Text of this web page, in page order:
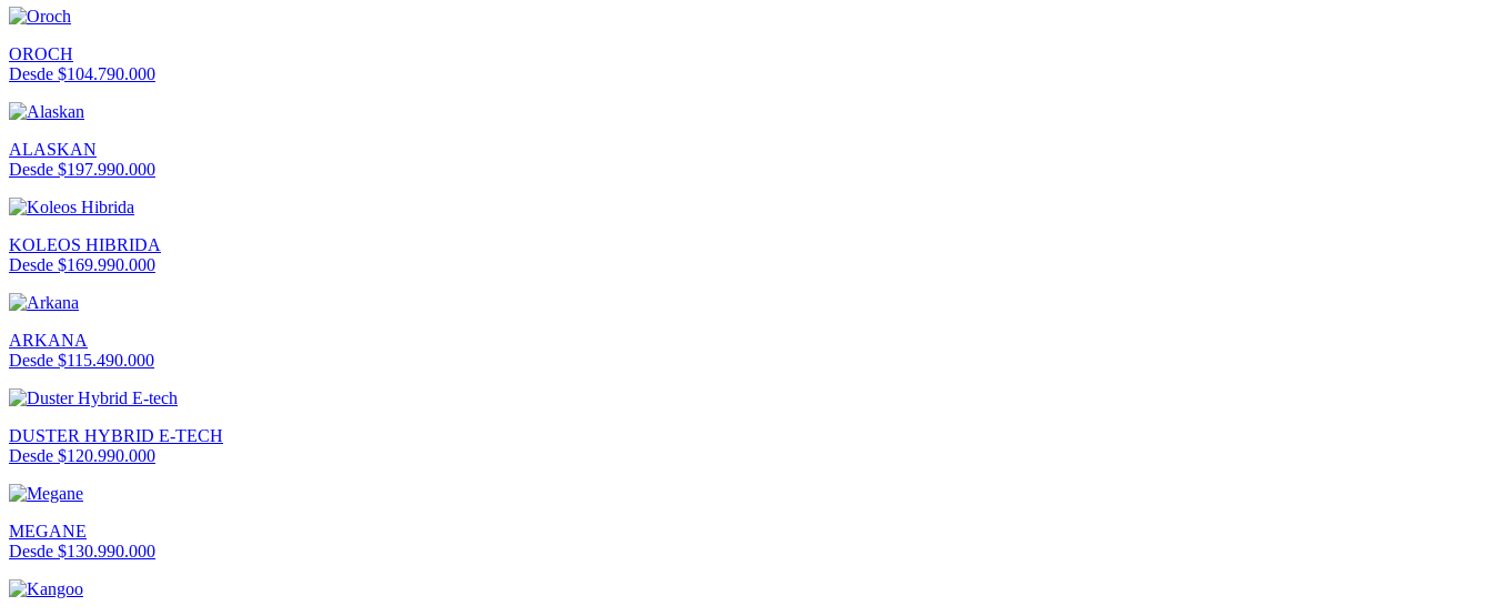
OROCH
Desde $104.790.000
ALASKAN
Desde $197.990.000
KOLEOS HIBRIDA
Desde $169.990.000
ARKANA
Desde $115.490.000
DUSTER HYBRID E-TECH
Desde $120.990.000
MEGANE
Desde $130.990.000